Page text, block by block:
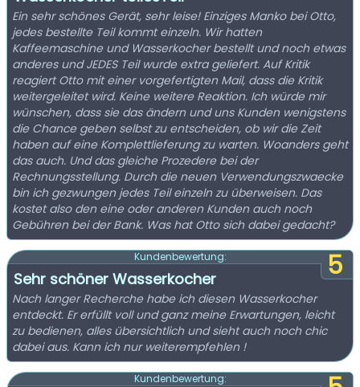
Ein sehr schönes Gerät, sehr leise! Einziges Manko bei Otto,
jedes bestellte Teil kommt einzeln. Wir hatten
Kaffeemaschine und Wasserkocher bestellt und noch etwas
anderes und JEDES Teil wurde extra geliefert. Auf Kritik
reagiert Otto mit einer vorgefertigten Mail, dass die Kritik
weitergeleitet wird. Keine weitere Reaktion. Ich würde mir
wünschen, dass sie das ändern und uns Kunden wenigstens
die Chance geben selbst zu entscheiden, ob wir die Zeit
haben auf eine Komplettlieferung zu warten. Woanders geht
das auch. Und das gleiche Prozedere bei der
Rechnungsstellung. Durch die neuen Verwendungszwaecke
bin ich gezwungen jedes Teil einzeln zu überweisen. Das
kostet also den eine oder anderen Kunden auch noch
Gebühren bei der Bank. Was hat Otto sich dabei gedacht?
5
Kundenbewertung:
Sehr schöner Wasserkocher
Nach langer Recherche habe ich diesen Wasserkocher
entdeckt. Er erfüllt voll und ganz meine Erwartungen, leicht
zu bedienen, alles übersichtlich und sieht auch noch chic
dabei aus. Kann ich nur weiterempfehlen !
Kundenbewertung: